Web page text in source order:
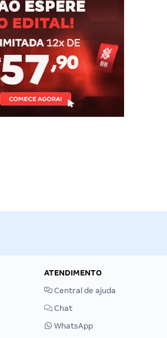
ATENDIMENTO
Central de ajuda
Chat
WhatsApp